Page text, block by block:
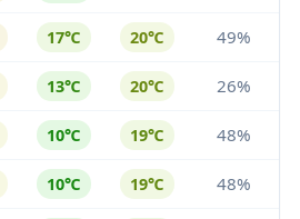
17℃ 20℃ 49%
13℃ 20℃ 26%
10℃ 19℃ 48%
10℃ 19℃ 48%